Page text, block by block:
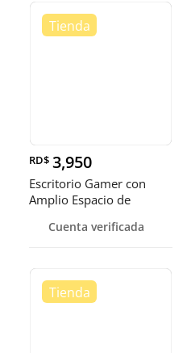
RD$ 3,950
Escritorio Gamer con
Amplio Espacio de
Cuenta verificada